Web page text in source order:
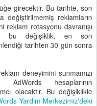
girecektir. Bu tarihte, son
reklamların
reklam rotasyonu davranışı
bu değişiklik, en son
tarihten 30 gün sonra
deneyimini sunmamızı
hesaplarının
olacaktır. Bu değişiklikle
Yardım Merkezimiz'deki